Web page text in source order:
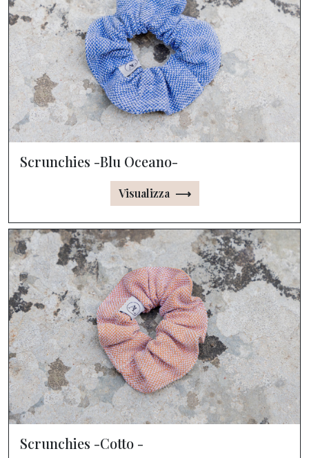
Scrunchies -Blu Oceano-
Visualizza ⟶
Scrunchies -Cotto -